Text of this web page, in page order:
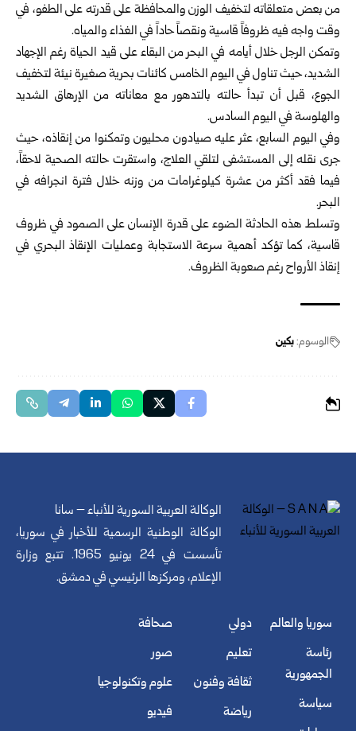
من بعض متعلقاته لتخفيف الوزن والمحافظة على قدرته على الطفو، في
وقت واجه فيه ظروفاً قاسية ونقصاً حاداً في الغذاء والمياه.
وتمكن الرجل خلال أيامه في البحر من البقاء على قيد الحياة رغم الإجهاد
الشديد، حيث تناول في اليوم الخامس كائنات بحرية صغيرة نيئة لتخفيف
الجوع، قبل أن تبدأ حالته بالتدهور مع معاناته من الإرهاق الشديد
والهلوسة في اليوم السادس.
وفي اليوم السابع، عثر عليه صيادون محليون وتمكنوا من إنقاذه، حيث
جرى نقله إلى المستشفى لتلقي العلاج، واستقرت حالته الصحية لاحقاً،
فيما فقد أكثر من عشرة كيلوغرامات من وزنه خلال فترة انجرافه في
البحر.
وتسلط هذه الحادثة الضوء على قدرة الإنسان على الصمود في ظروف
قاسية، كما تؤكد أهمية سرعة الاستجابة وعمليات الإنقاذ البحري في
إنقاذ الأرواح رغم صعوبة الظروف.
الوسوم:بكين
الوكالة العربية السورية للأنباء – سانا
الوكالة الوطنية الرسمية للأخبار في سوريا،
تأسست في 24 يونيو 1965. تتبع وزارة
الإعلام، ومركزها الرئيسي في دمشق.
سوريا والعالم
رئاسة
الجمهورية
سياسة
دولي
تعليم
ثقافة وفنون
رياضة
صحافة
صور
علوم وتكنولوجيا
فيديو